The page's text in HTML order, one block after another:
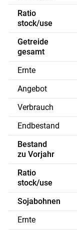
Ratio
stock/use
Getreide
gesamt
Ernte
Angebot
Verbrauch
Endbestand
Bestand
zu Vorjahr
Ratio
stock/use
Sojabohnen
Ernte